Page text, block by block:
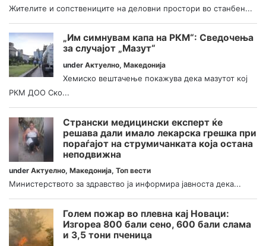
Жителите и сопствениците на деловни простори во станбен...
„Им симнувам капа на РКМ“: Сведочења
за случајот „Мазут“
under Актуелно, Македонија
Хемиско вештачење покажува дека мазутот кој
РКМ ДОО Ско...
Странски медицински експерт ќе
решава дали имало лекарска грешка при
пораѓајот на струмичанката која остана
неподвижна
under Актуелно, Македонија, Топ вести
Министерството за здравство ја информира јавноста дека...
Голем пожар во плевна кај Новаци:
Изгореа 800 бали сено, 600 бали слама
и 3,5 тони пченица